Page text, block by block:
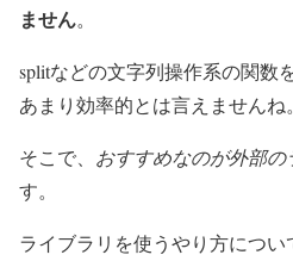
ません。
splitなどの文字列操作系の関数
あまり効率的とは言えませんね。
そこで、 おすすめなのが外部
す。
ライブラリを使うやり方につい